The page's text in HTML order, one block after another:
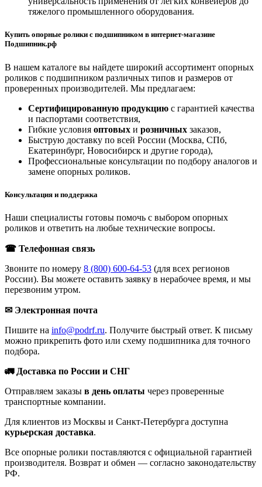
тяжелого промышленного оборудования.
Купить опорные ролики с подшипником в интернет-магазине
Подшипник.рф
В нашем каталоге вы найдете широкий ассортимент опорных
роликов с подшипником различных типов и размеров от
проверенных производителей. Мы предлагаем:
Сертифицированную продукцию с гарантией качества
и паспортами соответствия,
Гибкие условия оптовых и розничных заказов,
Быструю доставку по всей России (Москва, СПб,
Екатеринбург, Новосибирск и другие города),
Профессиональные консультации по подбору аналогов и
замене опорных роликов.
Консультация и поддержка
Наши специалисты готовы помочь с выбором опорных
роликов и ответить на любые технические вопросы.
☎ Телефонная связь
Звоните по номеру 8 (800) 600-64-53 (для всех регионов
России). Вы можете оставить заявку в нерабочее время, и мы
перезвоним утром.
✉ Электронная почта
Пишите на info@podrf.ru. Получите быстрый ответ. К письму
можно прикрепить фото или схему подшипника для точного
подбора.
🚛 Доставка по России и СНГ
Отправляем заказы в день оплаты через проверенные
транспортные компании.
Для клиентов из Москвы и Санкт-Петербурга доступна
курьерская доставка.
Все опорные ролики поставляются с официальной гарантией
производителя. Возврат и обмен — согласно законодательству
РФ.